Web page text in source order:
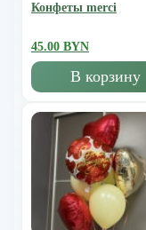
Конфеты merci
45.00 BYN
В корзину